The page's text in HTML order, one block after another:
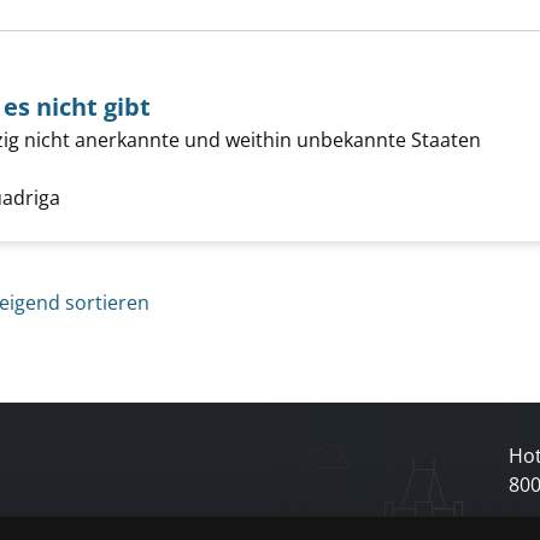
die es nicht gibt anzeigen
nicht gibt
nicht anerkannte und weithin unbekannte Staaten
sortieren
800